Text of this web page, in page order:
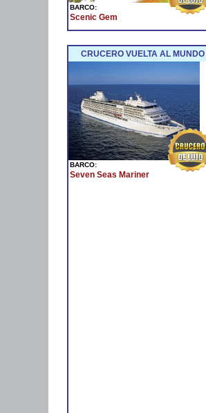
BARCO:
Scenic Gem
CRUCERO VUELTA AL
BARCO:
Seven Seas Mariner